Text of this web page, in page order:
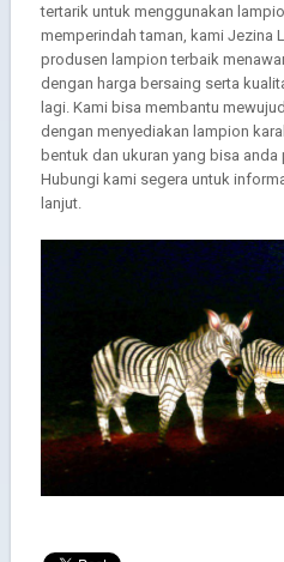
tertarik untuk menggunakan
memperindah taman, kami Jezina
produsen lampion terbaik
dengan harga bersaing serta
lagi. Kami bisa membantu
dengan menyediakan lampion
bentuk dan ukuran yang bisa
Hubungi kami segera untuk
lanjut.